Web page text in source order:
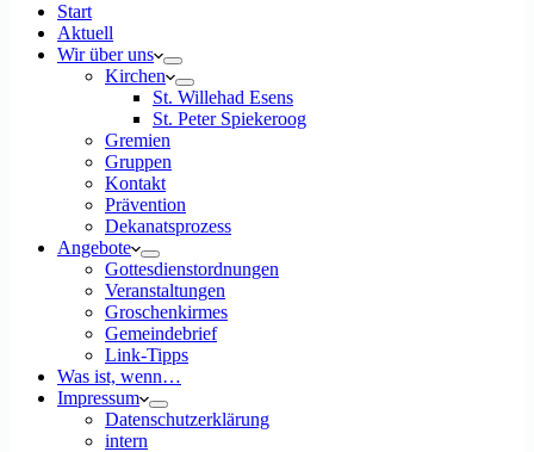
Start
Aktuell
Wir über uns
Kirchen
St. Willehad Esens
St. Peter Spiekeroog
Gremien
Gruppen
Kontakt
Prävention
Dekanatsprozess
Angebote
Gottesdienstordnungen
Veranstaltungen
Groschenkirmes
Gemeindebrief
Link-Tipps
Was ist, wenn…
Impressum
Datenschutzerklärung
intern